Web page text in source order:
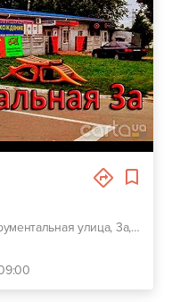
г. Чернигов, Инструментальная улица, 3а, заезд с улицы Казацкой (50 лет ВЛКСМ)